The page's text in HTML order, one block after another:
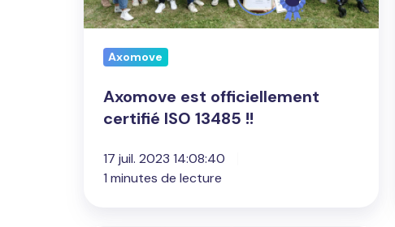
Axomove
Axomove est officiellement
certifié ISO 13485 !!
17 juil. 2023 14:08:40
1 minutes de lecture